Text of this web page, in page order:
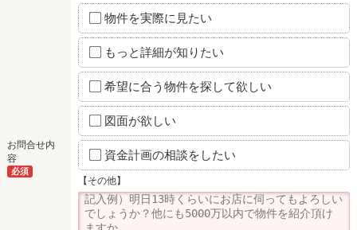
お問合せ内
容
必須
物件を実際に見たい
もっと詳細が知りたい
希望に合う物件を探して欲しい
図面が欲しい
資金計画の相談をしたい
【その他】